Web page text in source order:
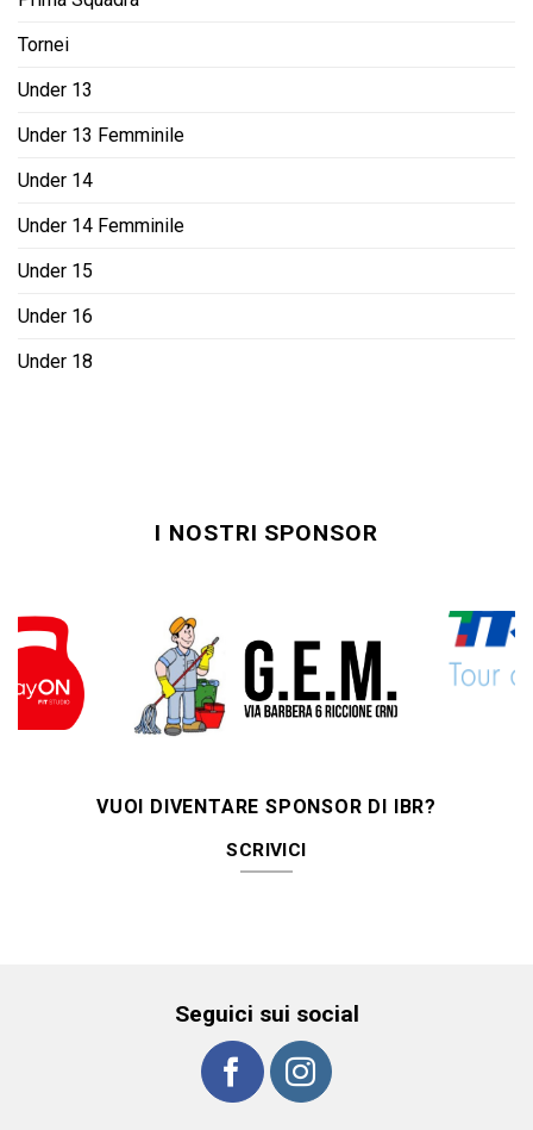
Tornei
Under 13
Under 13 Femminile
Under 14
Under 14 Femminile
Under 15
Under 16
Under 18
I NOSTRI SPONSOR
VUOI DIVENTARE SPONSOR DI IBR?
SCRIVICI
Seguici sui social